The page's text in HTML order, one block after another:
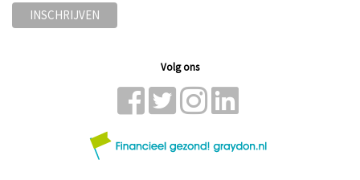
Volg ons